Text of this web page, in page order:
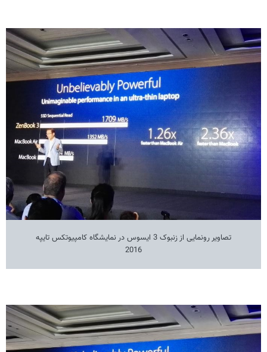
تصاویر رونمایی از زنبوک 3 ایسوس در نمایشگاه کامپیوتکس تایپه
2016